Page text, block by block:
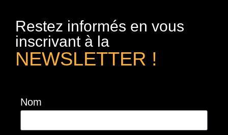
Restez informés en vous
inscrivant à la
NEWSLETTER !
Nom